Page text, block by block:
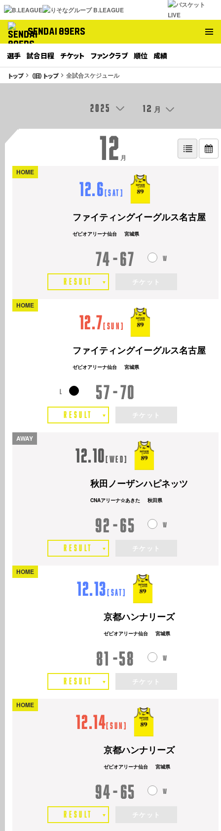
SENDAI 89ERS
選手 試合日程 チケット ファンクラブ 順位 成績
トップkeyboard_arrow_right （旧）トップkeyboard_arrow_right 全試合スケジュール
2025 12 月
12 月
HOME
12.6 [Sat]
ファイティングイーグルス名古屋
ゼビオアリーナ仙台 宮城県
74 67
RESULT チケット
HOME
12.7[ Sun ]
ファイティングイーグルス名古屋
ゼビオアリーナ仙台 宮城県
57 70
RESULT チケット
AWAY
12.10 [ Wed]
秋田ノーザンハピネッツ
CNAアリーナ☆あきた 秋田県
92 65
RESULT チケット
HOME
12.13 [ Sat]
京都ハンナリーズ
ゼビオアリーナ仙台 宮城県
81 58
RESULT チケット
HOME
12.14[Sun ]
京都ハンナリーズ
ゼビオアリーナ仙台 宮城県
94 65
RESULT チケット